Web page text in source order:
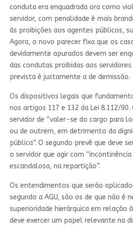
conduta era enquadrada ora como
servidor, com penalidade é mais
às proibições aos agentes públicos,
Agora, o novo parecer fixa que os
devidamente apurados devem ser
das condutas proibidas aos
prevista é justamente a de demissão.
Os dispositivos legais que
nos artigos 117 e 132 da Lei 8.112/
servidor de “valer-se do cargo para
ou de outrem, em detrimento da
pública”. O segundo prevê que deve
o servidor que agir com
escandalosa, na repartição”.
Os entendimentos que serão
segundo a AGU, são os de que não é
superioridade hierárquica em relação
deve exercer um papel relevante na